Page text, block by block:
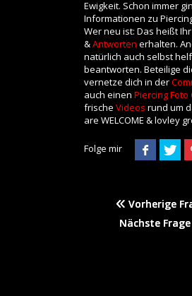
Ewigkeit. Schon immer
Informationen zu
Wer neu ist: Das heißt
&Antworten erhalten.
natürlich auch selbst
beantworten. Beteilige
vernetze dich in der
auch einen Piercing Foto
frische Videos rund um
are WELCOME & lovley
Folge mir
Vorherige
Nächste Frage